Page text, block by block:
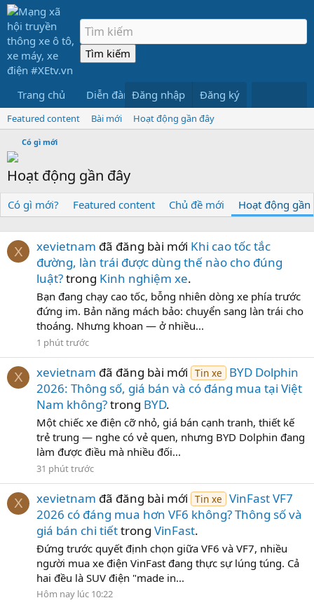
Trang chủ Diễn đàn Có gì mới Thành viên
Đăng nhập Đăng ký
Featured content Bài mới Hoạt động gần đây
Có gì mới
Hoạt động gần đây
Có gì mới? Featured content Chủ đề mới Hoạt động gần
X xevietnam đã đăng bài mới Khi cao tốc tắc
đường, làn trái được dùng thế nào cho đúng
luật?trong Kinh nghiệm xe.
Bạn đang chạy cao tốc, bỗng nhiên dòng xe phía trước
đứng im. Bản năng mách bảo: chuyển sang làn trái cho
thoáng. Nhưng khoan — ở nhiều...
1 phút trước
X xevietnam đã đăng bài mới Tin xe
BYD Dolphin
2026: Thông số, giá bán và có đáng mua tại Việt
Nam không?trong BYD.
Một chiếc xe điện cỡ nhỏ, giá bán cạnh tranh, thiết kế
trẻ trung — nghe có vẻ quen, nhưng BYD Dolphin đang
làm được điều mà nhiều đối...
31 phút trước
X xevietnam đã đăng bài mới Tin xe VinFast VF7
2026 có đáng mua hơn VF6 không? Thông số và
giá bán chi tiếttrong VinFast.
Đứng trước quyết định chọn giữa VF6 và VF7, nhiều
người mua xe điện VinFast đang thực sự lúng túng. Cả
hai đều là SUV điện "made in...
Hôm nay lúc 10:22